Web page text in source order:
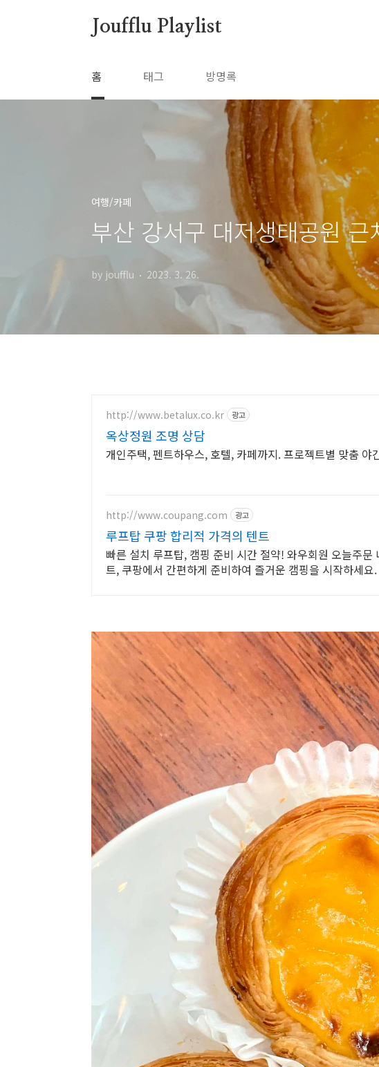
Joufflu Playlist
홈 태그 방명록
여행/카페
부산 강서구 대저생태공원
by joufflu 2023. 3. 26.
http://www.betalux.co.kr 광고
옥상정원 조명 상담
개인주택, 펜트하우스, 호텔, 카페까지. 프로젝트별 맞춤 야
http://www.coupang.com 광고
루프탑 쿠팡 합리적 가격의 텐트
빠른 설치 루프탑, 캠핑 준비 시간 절약! 와우회원 오늘주문
트, 쿠팡에서 간편하게 준비하여 즐거운 캠핑을 시작하세요.